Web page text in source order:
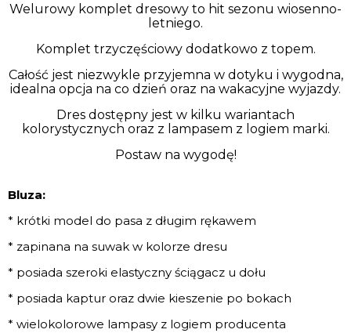
Welurowy komplet dresowy to hit sezonu wiosenno-
letniego.
Komplet trzyczęściowy dodatkowo z topem.
Całość jest niezwykle przyjemna w dotyku i wygodna,
idealna opcja na co dzień oraz na wakacyjne wyjazdy.
Dres dostępny jest w kilku wariantach
kolorystycznych oraz z lampasem z logiem marki.
Postaw na wygodę!
Bluza:
* krótki model do pasa z długim rękawem
* zapinana na suwak w kolorze dresu
* posiada szeroki elastyczny ściągacz u dołu
* posiada kaptur oraz dwie kieszenie po bokach
* wielokolorowe lampasy z logiem producenta